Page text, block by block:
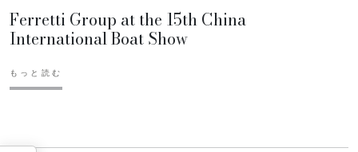
Ferretti Group at the 15th China
International Boat Show
もっと読む